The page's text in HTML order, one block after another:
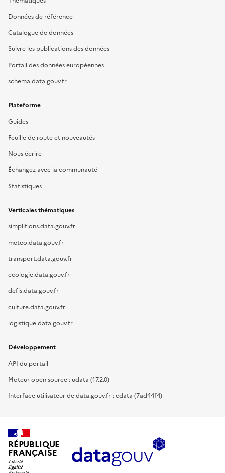
Données de référence
Catalogue de données
Suivre les publications des données
Portail des données européennes
schema.data.gouv.fr
Plateforme
Guides
Feuille de route et nouveautés
Nous écrire
Échangez avec la communauté
Statistiques
Verticales thématiques
simplifions.data.gouv.fr
meteo.data.gouv.fr
transport.data.gouv.fr
ecologie.data.gouv.fr
defis.data.gouv.fr
culture.data.gouv.fr
logistique.data.gouv.fr
Développement
API du portail
Moteur open source : udata (17.2.0)
Interface utilisateur de data.gouv.fr : cdata (7ad44f4)
RÉPUBLIQUE
FRANÇAISE